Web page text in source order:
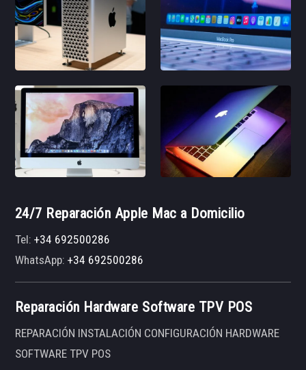
24/7 Reparación Apple Mac a Domicilio
Tel:+34 692500286
WhatsApp:+34 692500286
Reparación Hardware Software TPV POS
REPARACIÓN INSTALACIÓN CONFIGURACIÓN HARDWARE
SOFTWARE TPV POS